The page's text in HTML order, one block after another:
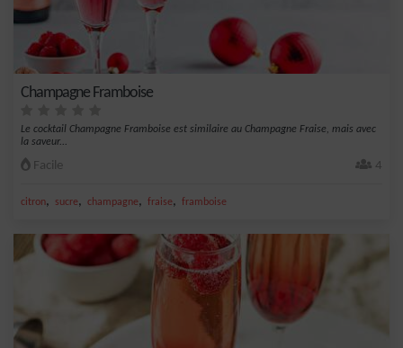
Champagne Framboise
Le cocktail Champagne Framboise est similaire au Champagne Fraise, mais avec
la saveur...
Facile 4
citron, sucre, champagne, fraise, framboise